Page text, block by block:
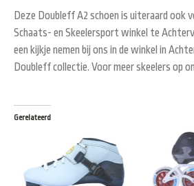
Deze Doubleff A2 schoen is uiteraard ook
Schaats- en Skeelersport winkel te
een kijkje nemen bij ons in de winkel in
Doubleff collectie. Voor meer skeelers op
Gerelateerd